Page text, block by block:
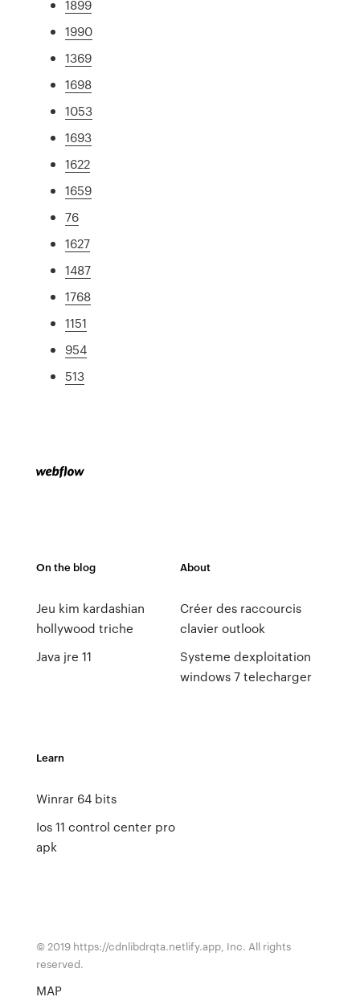
1899
1990
1369
1698
1053
1693
1622
1659
76
1627
1487
1768
1151
954
513
On the blog
Jeu kim kardashian
hollywood triche
Java jre 11
About
Créer des raccourcis
clavier outlook
Systeme dexploitation
windows 7 telecharger
Learn
Winrar 64 bits
Ios 11 control center pro
apk
© 2019 https://cdnlibdrqta.netlify.app, Inc. All rights
reserved.
MAP